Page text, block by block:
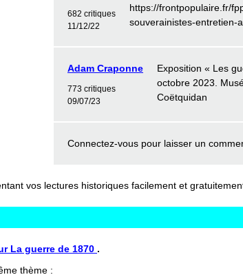
682 critiques
11/12/22
https://frontpopulaire.fr/
souverainistes-entretien-
Adam Craponne
773 critiques
09/07/23
Exposition « Les
octobre 2023.
Coëtquidan
Connectez-vous pour laisser un
vos lectures historiques facilement et
La guerre de 1870 .
thème :